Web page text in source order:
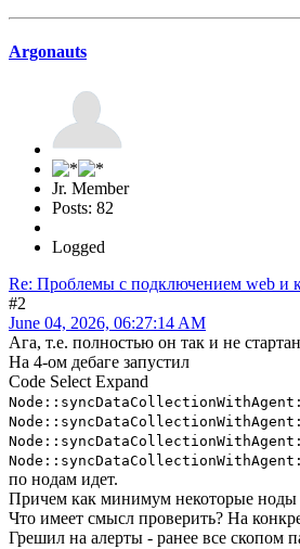
Argonauts
Jr. Member
Posts: 82
Logged
Re: Проблемы с подключением web и
#2
June 04, 2026, 06:27:14 AM
Ага, т.е. полностью он так и не
На 4-ом дебаге запустил
Code Select Expand
Node::syncDataCollectionWithAgent:
Node::syncDataCollectionWithAgent:
Node::syncDataCollectionWithAgent:
Node::syncDataCollectionWithAgent:
по нодам идет.
Причем как минимум некоторые ноды
Что имеет смысл проверить? На
Грешил на алерты - ранее все скопом